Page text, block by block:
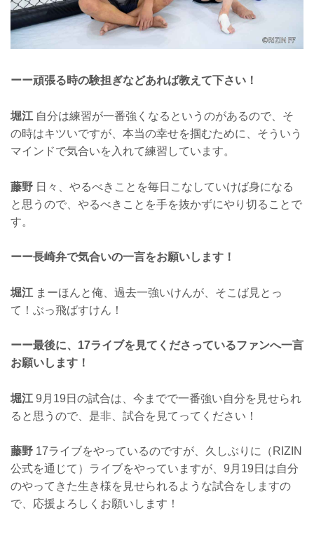
ーー頑張る時の験担ぎなどあれば教えて下さい！
堀江 自分は練習が一番強くなるというのがあるので、そ
の時はキツいですが、本当の幸せを掴むために、そういう
マインドで気合いを入れて練習しています。
藤野 日々、やるべきことを毎日こなしていけば身になる
と思うので、やるべきことを手を抜かずにやり切ることで
す。
ーー長崎弁で気合いの一言をお願いします！
堀江 まーほんと俺、過去一強いけんが、そこば見とっ
て！ぶっ飛ばすけん！
ーー最後に、17ライブを見てくださっているファンへ一言
お願いします！
堀江 9月19日の試合は、今までで一番強い自分を見せられ
ると思うので、是非、試合を見てってください！
藤野 17ライブをやっているのですが、久しぶりに（RIZIN
公式を通じて）ライブをやっていますが、9月19日は自分
のやってきた生き様を見せられるような試合をしますの
で、応援よろしくお願いします！